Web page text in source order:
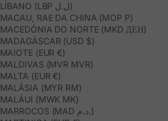
LÍBANO (LBP ل.ل)
MACAU, RAE DA CHINA (MOP P)
MACEDÓNIA DO NORTE (MKD ДЕН)
MADAGÁSCAR (USD $)
MAIOTE (EUR €)
MALDIVAS (MVR MVR)
MALTA (EUR €)
MALÁSIA (MYR RM)
MALÁUI (MWK MK)
MARROCOS (MAD د.م.)